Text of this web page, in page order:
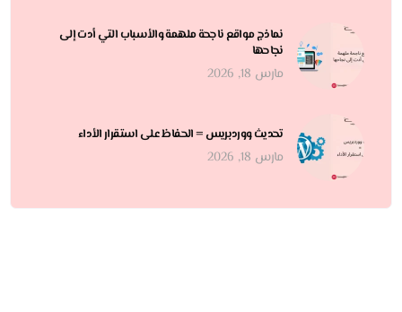
نماذج مواقع ناجحة ملهمة والأسباب التي أدت إلى
نجاحها
مارس 18, 2026
تحديث ووردبريس = الحفاظ على استقرار الأداء
مارس 18, 2026